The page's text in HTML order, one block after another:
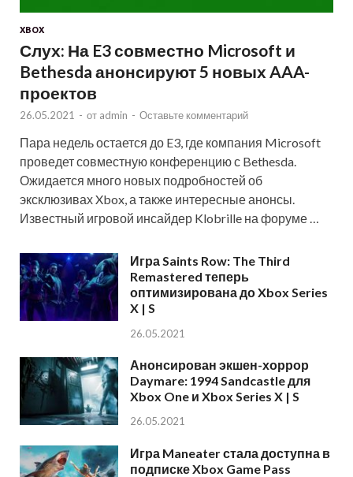
XBOX
Слух: На E3 совместно Microsoft и
Bethesda анонсируют 5 новых AAA-
проектов
26.05.2021 - от admin - Оставьте комментарий
Пара недель остается до E3, где компания Microsoft
проведет совместную конференцию с Bethesda.
Ожидается много новых подробностей об
эксклюзивах Xbox, а также интересные анонсы.
Известный игровой инсайдер Klobrille на форуме …
Игра Saints Row: The Third
Remastered теперь
оптимизирована до Xbox Series
X | S
26.05.2021
Анонсирован экшен-хоррор
Daymare: 1994 Sandcastle для
Xbox One и Xbox Series X | S
26.05.2021
Игра Maneater стала доступна в
подписке Xbox Game Pass